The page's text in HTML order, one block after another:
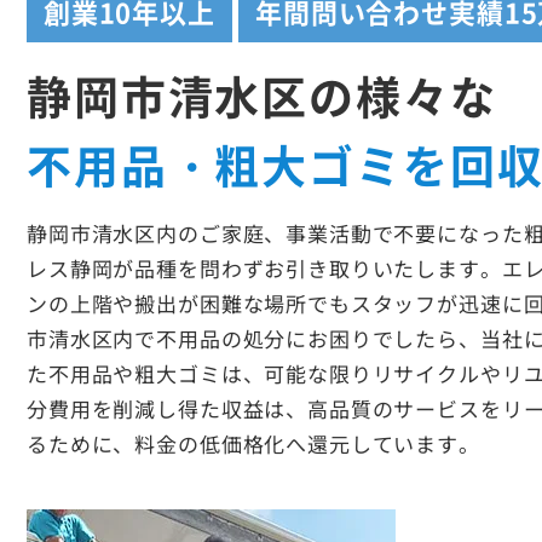
創業10年以上 年間問い合わせ実績
静岡市清水区の様々な
不用品・粗大ゴミを回
静岡市清水区内のご家庭、事業活動で不要になった
レス静岡が品種を問わずお引き取りいたします。エ
ンの上階や搬出が困難な場所でもスタッフが迅速に
市清水区内で不用品の処分にお困りでしたら、当社
た不用品や粗大ゴミは、可能な限りリサイクルやリ
分費用を削減し得た収益は、高品質のサービスをリ
るために、料金の低価格化へ還元しています。